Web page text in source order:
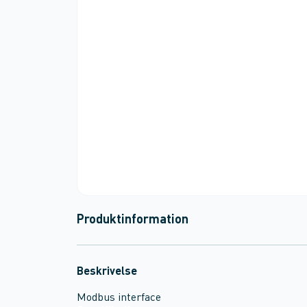
Produktinformation
Beskrivelse
Modbus interface